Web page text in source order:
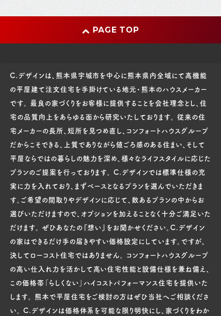
PAGE TOP
C.デザインは、熊本県宇城市を中心に熊本県内全域にて高機能
の平屋建て注文住宅を手掛けている地元・熊本のハウスメーカー
です。 最良の家づくりをお客様に提供することを会社理念とし、住
宅の品質向上をあらゆる面から研究いたしております。 従来の住
宅メーカーの長所、短所を見つめ直し、コンフォートハウスグループ
だからこそできる、上質でありながら値ごろ感のある住まい、そして
平屋ならではの暮らしの魅力を深め、様々なライフスタイルに応じた
プランのご提案を行っております。 C.デザインでは標準仕様の充
実に力を入れており、まずベースとなるプランを選んでいただきま
す。ご希望の間取りやデザインに応じて、数あるプランの中からお
選びいただけますので、オプションを加えることなく十分ご満足いた
だけます。 ぜひあなたの『想い』をお聞かせください。C.デザイン
の家はできるだけ手の届きやすい価格設定にしています。ですが、
決してローコスト住宅ではありません。 コンフォートハウスグループ
の高い仕入れ力を活かして高い住宅性能と設備仕様を兼ね備え、
この価格帯「らしくない」ハイコストパフォーマンス住宅を提供いた
します。 熊本で平屋住宅をご検討の方はぜひ当社へご相談くださ
い。 C.デザインは価格体系を可能な限り明快にし、家づくりをわか